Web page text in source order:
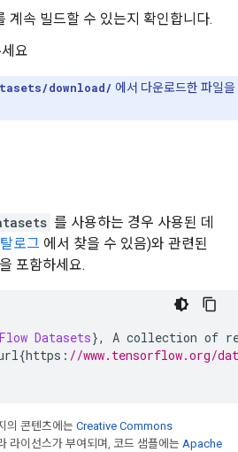
계속 빌드할 수 있는지 확인합니다.
요
download/ 에서 다운로드한 파일을
를 사용하는 경우 사용된 데
로그 에서 찾을 수 있음)와 관련된
포함하세요.
Datasets},
A collection of
{https : //www.tensorflow.org/
의 콘텐츠에는 Creative Commons
라이선스가 부여되며, 코드 샘플에는 Apache